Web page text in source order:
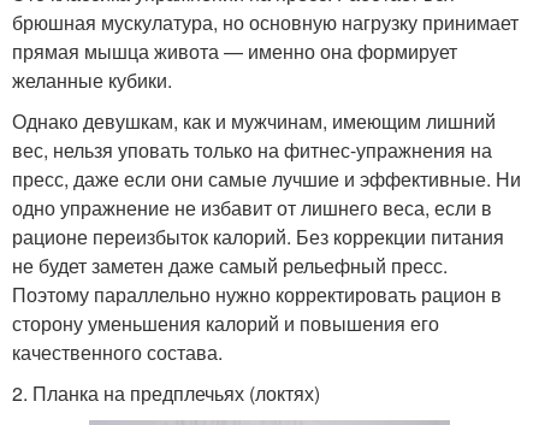
брюшная мускулатура, но основную нагрузку принимает
прямая мышца живота — именно она формирует
желанные кубики.
Однако девушкам, как и мужчинам, имеющим лишний
вес, нельзя уповать только на фитнес-упражнения на
пресс, даже если они самые лучшие и эффективные. Ни
одно упражнение не избавит от лишнего веса, если в
рационе переизбыток калорий. Без коррекции питания
не будет заметен даже самый рельефный пресс.
Поэтому параллельно нужно корректировать рацион в
сторону уменьшения калорий и повышения его
качественного состава.
2. Планка на предплечьях (локтях)